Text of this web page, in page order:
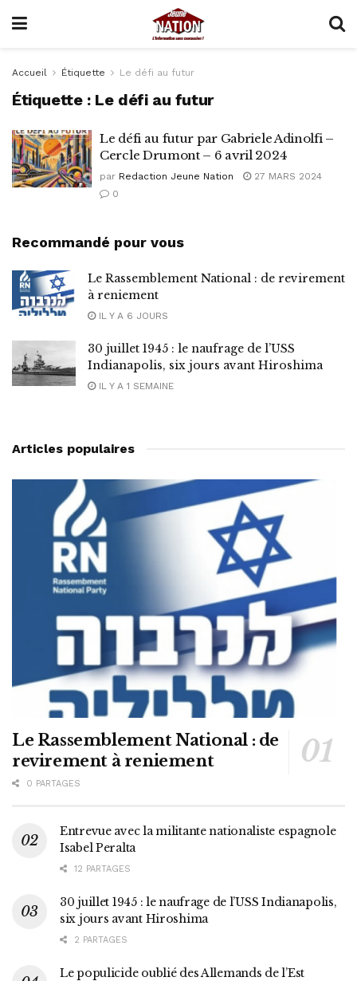
Accueil Étiquette Le défi au futur
Étiquette : Le défi au futur
Le défi au futur par Gabriele Adinolfi –
Cercle Drumont – 6 avril 2024
par Redaction Jeune Nation
27 MARS 2024
0
Recommandé pour vous
Le Rassemblement National : de revirement
à reniement
IL Y A 6 JOURS
30 juillet 1945 : le naufrage de l’USS
Indianapolis, six jours avant Hiroshima
IL Y A 1 SEMAINE
Articles populaires
Le Rassemblement National : de
revirement à reniement
0 PARTAGES
Entrevue avec la militante nationaliste espagnole
Isabel Peralta
12 PARTAGES
30 juillet 1945 : le naufrage de l’USS Indianapolis,
six jours avant Hiroshima
2 PARTAGES
Le populicide oublié des Allemands de l’Est